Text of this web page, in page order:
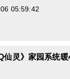
05:59:42
仙灵》家园系统